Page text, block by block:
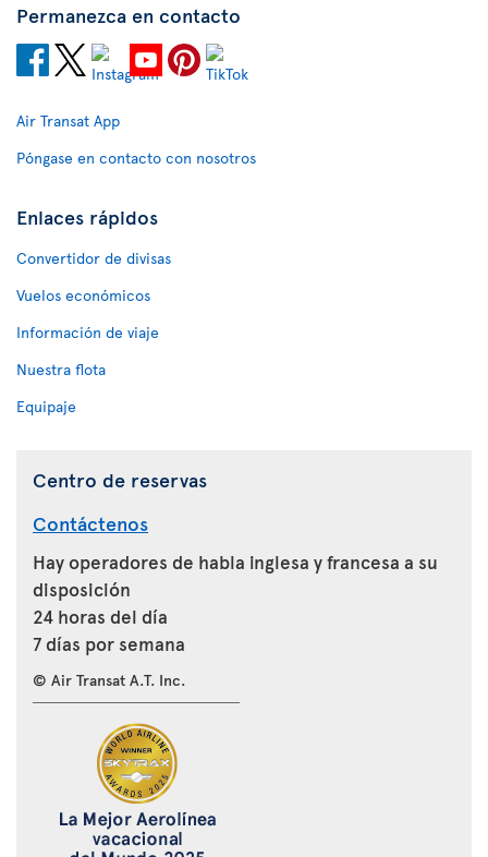
Permanezca en contacto
Air Transat App
Póngase en contacto con nosotros
Enlaces rápidos
Convertidor de divisas
Vuelos económicos
Información de viaje
Nuestra flota
Equipaje
Centro de reservas
Contáctenos
Hay operadores de habla inglesa y francesa a su
disposición
24 horas del día
7 días por semana
© Air Transat A.T. Inc.